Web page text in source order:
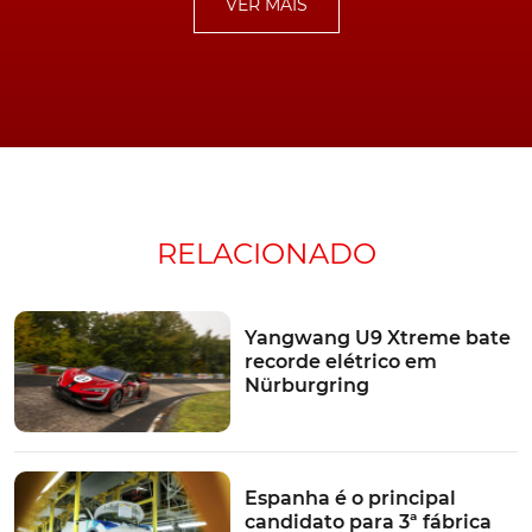
EuropaChina
VER MAIS
RELACIONADO
Yangwang U9 Xtreme bate
recorde elétrico em
Nürburgring
Espanha é o principal
candidato para 3ª fábrica